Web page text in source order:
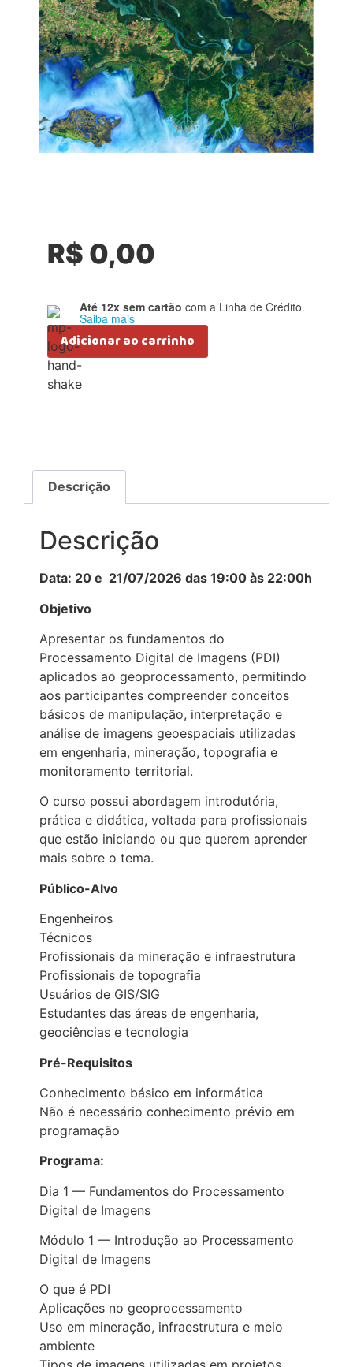
R$ 0,00
Até 12x sem cartão com a Linha de Crédito.
Saiba mais
Adicionar ao carrinho
Descrição
Descrição
Data: 20 e 21/07/2026 das 19:00 às 22:00h
Objetivo
Apresentar os fundamentos do
Processamento Digital de Imagens (PDI)
aplicados ao geoprocessamento, permitindo
aos participantes compreender conceitos
básicos de manipulação, interpretação e
análise de imagens geoespaciais utilizadas
em engenharia, mineração, topografia e
monitoramento territorial.
O curso possui abordagem introdutória,
prática e didática, voltada para profissionais
que estão iniciando ou que querem aprender
mais sobre o tema.
Público-Alvo
Engenheiros
Técnicos
Profissionais da mineração e infraestrutura
Profissionais de topografia
Usuários de GIS/SIG
Estudantes das áreas de engenharia,
geociências e tecnologia
Pré-Requisitos
Conhecimento básico em informática
Não é necessário conhecimento prévio em
programação
Programa:
Dia 1 — Fundamentos do Processamento
Digital de Imagens
Módulo 1 — Introdução ao Processamento
Digital de Imagens
O que é PDI
Aplicações no geoprocessamento
Uso em mineração, infraestrutura e meio
ambiente